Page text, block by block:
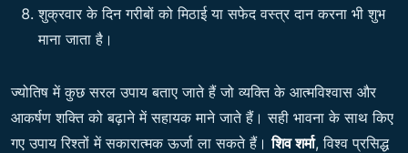
शुक्रवार के दिन गरीबों को मिठाई या सफेद वस्त्र दान करना भी शुभ
माना जाता है।
ज्योतिष में कुछ सरल उपाय बताए जाते हैं जो व्यक्ति के आत्मविश्वास और
आकर्षण शक्ति को बढ़ाने में सहायक माने जाते हैं। सही भावना के साथ किए
गए उपाय रिश्तों में सकारात्मक ऊर्जा ला सकते हैं।शिव शर्मा, विश्व प्रसिद्ध